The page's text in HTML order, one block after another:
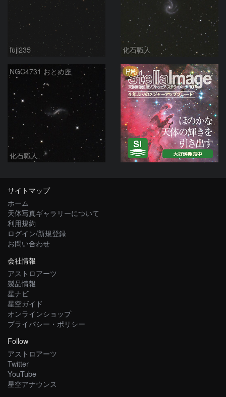
fuji235 化石職人
NGC4731 おとめ座
化石職人
PR
サイトマップ
ホーム
天体写真ギャラリーについて
利用規約
ログイン/新規登録
お問い合わせ
会社情報
アストロアーツ
製品情報
星ナビ
星空ガイド
オンラインショップ
プライバシー・ポリシー
Follow
アストロアーツ
Twitter
YouTube
星空アナウンス